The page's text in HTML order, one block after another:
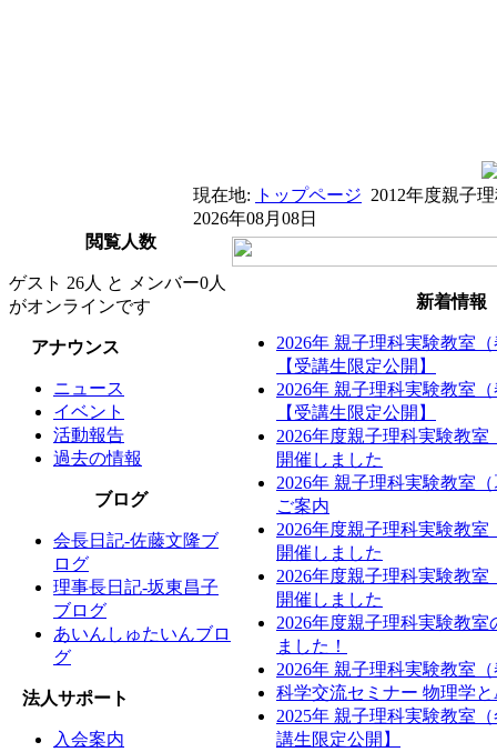
現在地: トップページ 2012年度親子
2026年08月08日
閲覧人数
ゲスト 26人 と メンバー0人
がオンラインです
アナウンス
ニュース
イベント
活動報告
過去の情報
ブログ
会長日記-佐藤文隆ブ
ログ
理事長日記-坂東昌子
ブログ
あいんしゅたいんブロ
グ
法人サポート
入会案内
新着情報
2026年 親子理科実験教室
【受講生限定公開】
2026年 親子理科実験教室
【受講生限定公開】
2026年度親子理科実験教
開催しました
2026年 親子理科実験教室
ご案内
2026年度親子理科実験教
開催しました
2026年度親子理科実験教
開催しました
2026年度親子理科実験教
ました！
2026年 親子理科実験教室
科学交流セミナー 物理学
2025年 親子理科実験教室
講生限定公開】